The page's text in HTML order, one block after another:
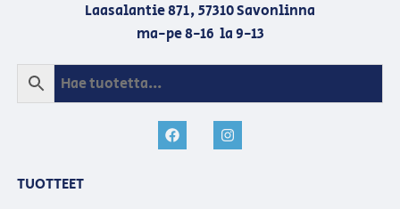
Laasalantie 871, 57310 Savonlinna
ma-pe 8-16 la 9-13
TUOTTEET